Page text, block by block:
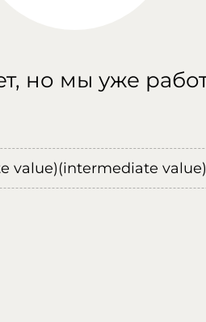
но мы уже
value)(intermediate